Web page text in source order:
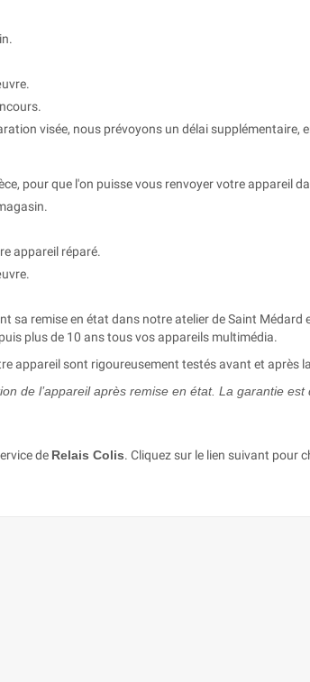
visée, nous prévoyons un délai supplémentaire,
pour que l'on puisse vous renvoyer votre appareil
appareil réparé.
sa remise en état dans notre atelier de Saint
plus de 10 ans tous vos appareils multimédia.
appareil sont rigoureusement testés avant et après
de l’appareil après remise en état. La garantie
de Relais Colis. Cliquez sur le lien suivant pour